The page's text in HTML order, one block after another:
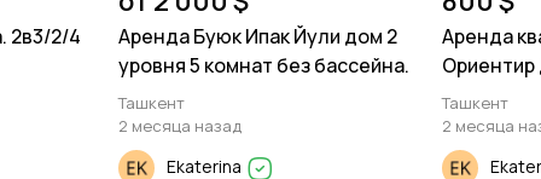
2в3/2/4
Аренда Буюк Ипак Йули дом 2
уровня 5 комнат без бассейна.
Ташкент
2 месяца назад
Ekaterina
Аренда
Ориентир
Ташкент
2 месяца